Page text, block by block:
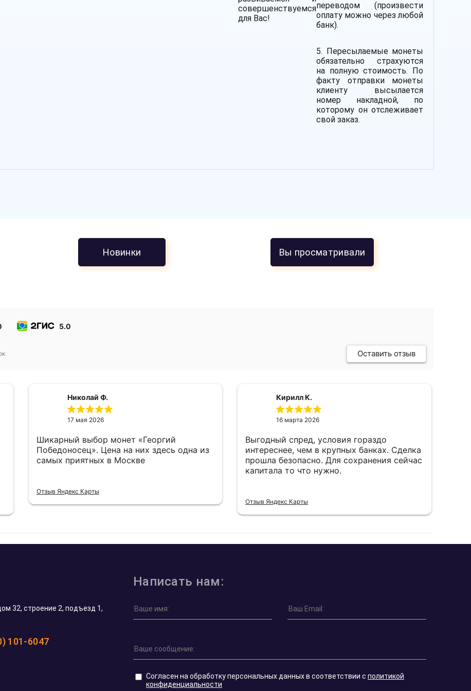
совершенствуемся
для Вас!
переводом (произвести
оплату можно через любой
банк).
5. Пересылаемые монеты
обязательно страхуются
на полную стоимость. По
факту отправки монеты
клиенту высылается
номер накладной, по
которому он отслеживает
свой заказ.
Новинки Вы просматривали
5.0
Оставить отзыв
Николай Ф.
17 мая 2026
Шикарный выбор монет «Георгий
Победоносец». Цена на них здесь одна из
самых приятных в Москве
Отзыв Яндекс Карты
Кирилл К.
16 марта 2026
Выгодный спред, условия гораздо
интереснее, чем в крупных банках. Сделка
прошла безопасно. Для сохранения сейчас
капитала то что нужно.
Отзыв Яндекс Карты
32, строение 2, подъезд 1,
101-6047
Написать нам:
Согласен на обработку персональных данных в соответствии с политикой
конфиденциальности